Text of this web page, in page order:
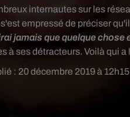
: 20 décembre 2019 à
internautes sur les
empressé de préciser
jamais que quelque chose
à ses détracteurs. Voilà qui a